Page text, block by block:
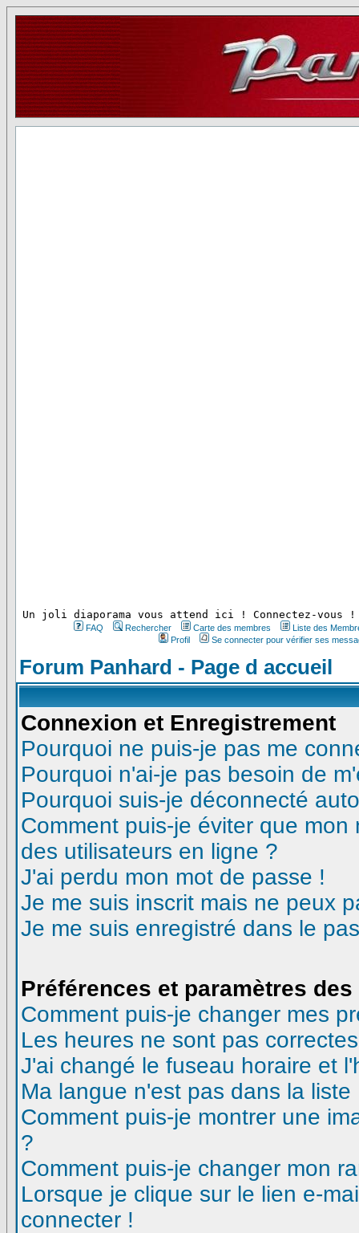
Un joli diaporama vous attend ici ! Connectez-vous !
FAQ Rechercher Carte des membres
Liste des
Profil
Se connecter pour vérifier ses
Forum Panhard - Page d accueil
Connexion et Enregistrement
Pourquoi ne puis-je pas me
Pourquoi n'ai-je pas besoin de
Pourquoi suis-je déconnecté
Comment puis-je éviter que
des utilisateurs en ligne ?
J'ai perdu mon mot de passe !
Je me suis inscrit mais ne peux
Je me suis enregistré dans le
Préférences et paramètres
Comment puis-je changer mes
Les heures ne sont pas
J'ai changé le fuseau horaire et
Ma langue n'est pas dans la liste
Comment puis-je montrer une
?
Comment puis-je changer mon
Lorsque je clique sur le lien e-
connecter !